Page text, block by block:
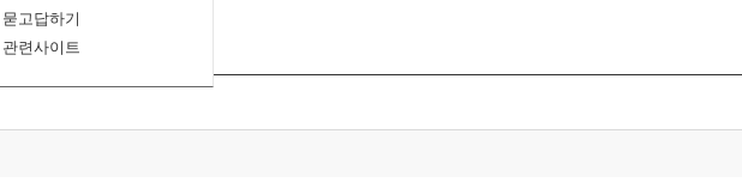
묻고답하기
관련사이트